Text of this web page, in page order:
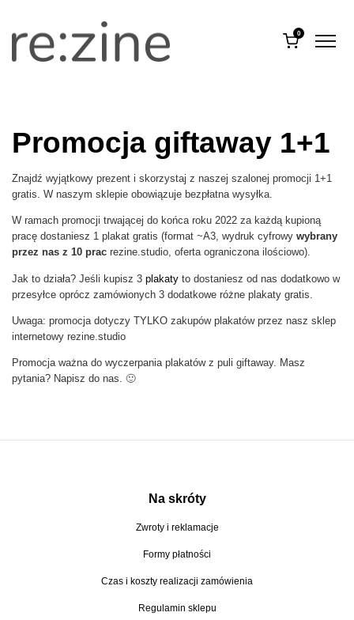
0
Promocja giftaway 1+1
Znajdź wyjątkowy prezent i skorzystaj z naszej szalonej promocji 1+1
gratis. W naszym sklepie obowiązuje bezpłatna wysyłka.
W ramach promocji trwającej do końca roku 2022 za każdą kupioną
pracę dostaniesz 1 plakat gratis (format ~A3, wydruk cyfrowy wybrany
przez nas z 10 prac rezine.studio, oferta ograniczona ilościowo).
Jak to działa? Jeśli kupisz 3 plakaty to dostaniesz od nas dodatkowo w
przesyłce oprócz zamówionych 3 dodatkowe różne plakaty gratis.
Uwaga: promocja dotyczy TYLKO zakupów plakatów przez nasz sklep
internetowy rezine.studio
Promocja ważna do wyczerpania plakatów z puli giftaway. Masz
pytania? Napisz do nas. 🙂
Na skróty
Zwroty i reklamacje
Formy płatności
Czas i koszty realizacji zamówienia
Regulamin sklepu